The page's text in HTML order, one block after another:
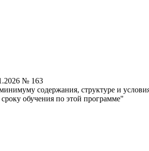
№ 163
содержания, структуре и
обучения по этой программе"